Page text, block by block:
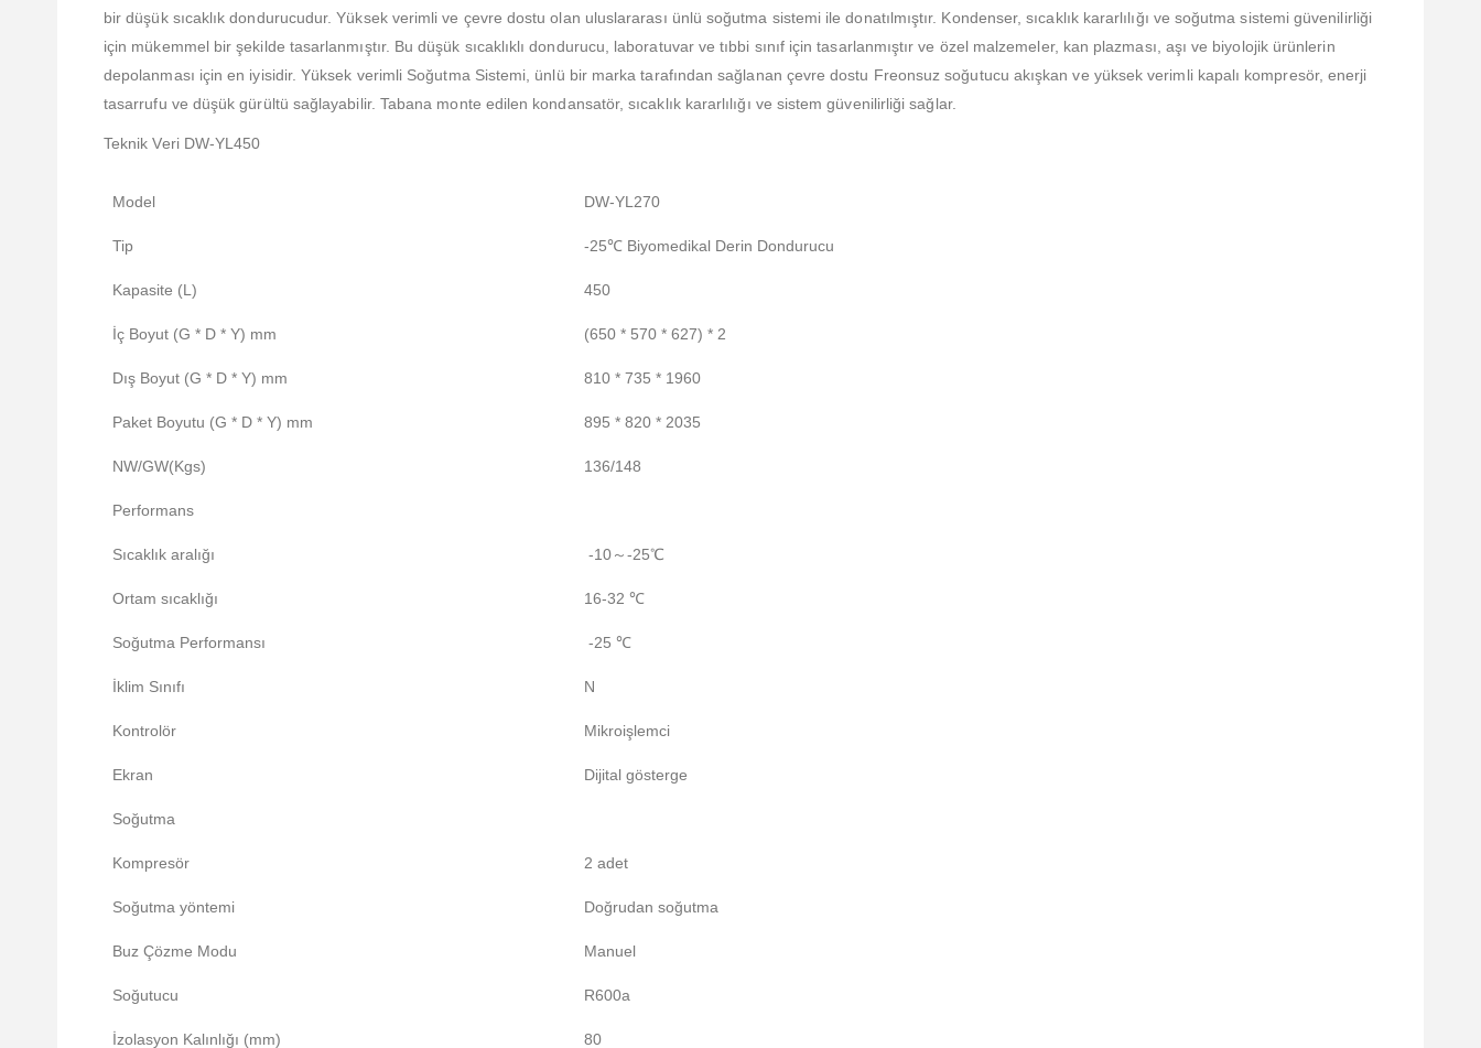
bir düşük sıcaklık dondurucudur. Yüksek verimli ve çevre dostu olan uluslararası ünlü soğutma sistemi ile donatılmıştır. Kondenser, sıcaklık kararlılığı ve soğutma sistemi güvenilirliği
için mükemmel bir şekilde tasarlanmıştır. Bu düşük sıcaklıklı dondurucu, laboratuvar ve tıbbi sınıf için tasarlanmıştır ve özel malzemeler, kan plazması, aşı ve biyolojik ürünlerin
depolanması için en iyisidir. Yüksek verimli Soğutma Sistemi, ünlü bir marka tarafından sağlanan çevre dostu Freonsuz soğutucu akışkan ve yüksek verimli kapalı kompresör, enerji
tasarrufu ve düşük gürültü sağlayabilir. Tabana monte edilen kondansatör, sıcaklık kararlılığı ve sistem güvenilirliği sağlar.
Teknik Veri DW-YL450
Model DW-YL270
Tip -25℃ Biyomedikal Derin Dondurucu
Kapasite (L) 450
İç Boyut (G * D * Y) mm (650 * 570 * 627) * 2
Dış Boyut (G * D * Y) mm 810 * 735 * 1960
Paket Boyutu (G * D * Y) mm 895 * 820 * 2035
NW/GW(Kgs) 136/148
Performans
Sıcaklık aralığı -10～-25℃
Ortam sıcaklığı 16-32 ℃
Soğutma Performansı -25 ℃
İklim Sınıfı N
Kontrolör Mikroişlemci
Ekran Dijital gösterge
Soğutma
Kompresör 2 adet
Soğutma yöntemi Doğrudan soğutma
Buz Çözme Modu Manuel
Soğutucu R600a
İzolasyon Kalınlığı (mm) 80